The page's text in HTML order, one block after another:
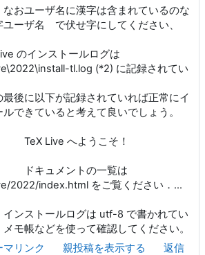
ーザ名に漢字は含まれているのな
ーザ名 で伏せ字にしてください、
のインストールログは
tl.log (*2) に記録されてい
に以下が記録されていれば正常にイ
ルできていると考えて良いでしょう。
へようこそ！
メントの一覧は
2022/index.html をご覧ください．...
ストールログは utf-8 で書かれてい
メモ帳などを使って確認してください。
マリンク
親投稿を表示する 返信